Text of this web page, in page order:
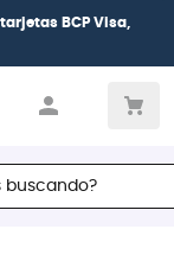
BCP Visa,